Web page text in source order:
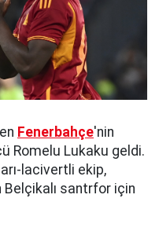
Fenerbahçe'nin
Romelu Lukaku geldi.
lacivertli ekip,
Belçikalı santrfor için